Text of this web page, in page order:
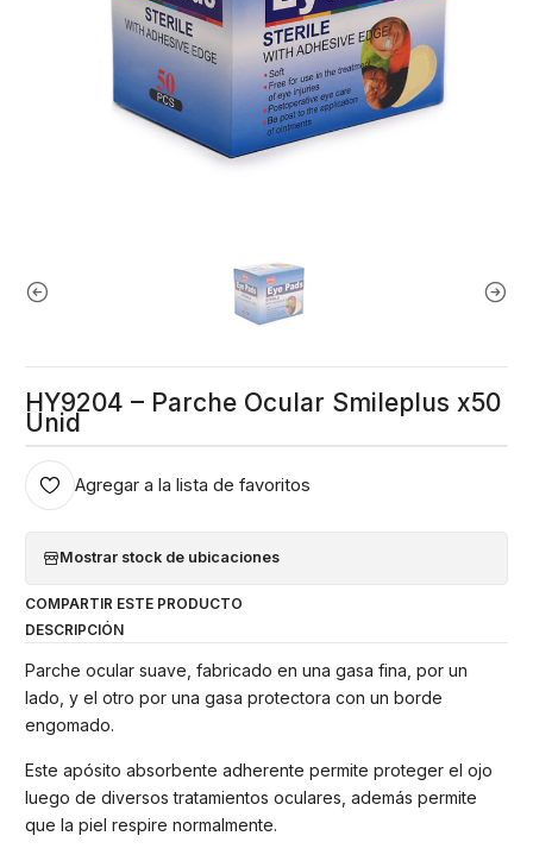
HY9204 – Parche Ocular Smileplus x50
Unid
Agregar a la lista de favoritos
Mostrar stock de ubicaciones
COMPARTIR ESTE PRODUCTO
DESCRIPCIÓN
Parche ocular suave, fabricado en una gasa fina, por un
lado, y el otro por una gasa protectora con un borde
engomado.
Este apósito absorbente adherente permite proteger el ojo
luego de diversos tratamientos oculares, además permite
que la piel respire normalmente.